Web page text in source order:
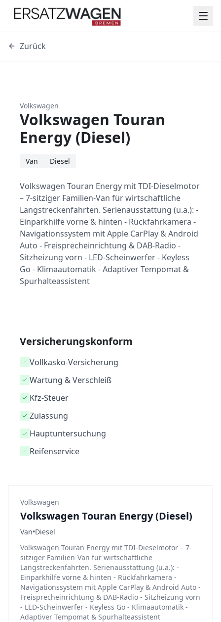
Zurück
Volkswagen
Volkswagen Touran
Energy (Diesel)
Van Diesel
Volkswagen Touran Energy mit TDI-Dieselmotor
– 7-sitziger Familien-Van für wirtschaftliche
Langstreckenfahrten. Serienausstattung (u.a.): -
Einparkhilfe vorne & hinten - Rückfahrkamera -
Navigationssystem mit Apple CarPlay & Android
Auto - Freisprecheinrichtung & DAB-Radio -
Sitzheizung vorn - LED-Scheinwerfer - Keyless
Go - Klimaautomatik - Adaptiver Tempomat &
Spurhalteassistent
Versicherungskonform
Vollkasko-Versicherung
Wartung & Verschleiß
Kfz-Steuer
Zulassung
Hauptuntersuchung
Reifenservice
Volkswagen
Volkswagen Touran Energy (Diesel)
Van•Diesel
Volkswagen Touran Energy mit TDI-Dieselmotor – 7-
sitziger Familien-Van für wirtschaftliche
Langstreckenfahrten. Serienausstattung (u.a.): -
Einparkhilfe vorne & hinten - Rückfahrkamera -
Navigationssystem mit Apple CarPlay & Android Auto -
Freisprecheinrichtung & DAB-Radio - Sitzheizung vorn
- LED-Scheinwerfer - Keyless Go - Klimaautomatik -
Adaptiver Tempomat & Spurhalteassistent